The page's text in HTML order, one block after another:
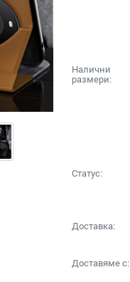
Налични
размери:
Статус:
Доставка:
Доставяме с: